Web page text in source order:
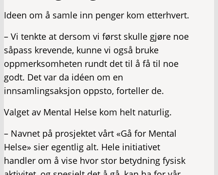
Ideen om å samle inn penger kom etterhvert.
– Vi tenkte at dersom vi først skulle gjøre noe
såpass krevende, kunne vi også bruke
oppmerksomheten rundt det til å få til noe
godt. Det var da idéen om en
innsamlingsaksjon oppsto, forteller de.
Valget av Mental Helse kom helt naturlig.
– Navnet på prosjektet vårt «Gå for Mental
Helse» sier egentlig alt. Hele initiativet
handler om å vise hvor stor betydning fysisk